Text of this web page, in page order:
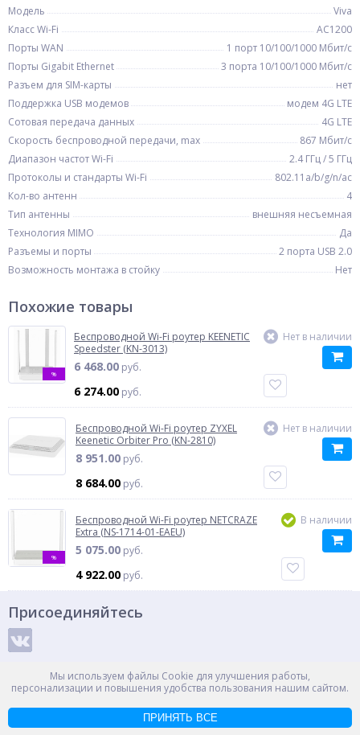
Модель
Viva
Класс Wi-Fi
AC1200
Порты WAN
1 порт 10/100/1000 Мбит/с
Порты Gigabit Ethernet
3 порта 10/100/1000 Мбит/с
Разъем для SIM-карты
нет
Поддержка USB модемов
модем 4G LTE
Сотовая передача данных
4G LTE
Скорость беспроводной передачи, max
867 Мбит/с
Диапазон частот Wi-Fi
2.4 ГГц / 5 ГГц
Протоколы и стандарты Wi-Fi
802.11a/b/g/n/ac
Кол-во антенн
4
Тип антенны
внешняя несъемная
Технология MIMO
Да
Разъемы и порты
2 порта USB 2.0
Возможность монтажа в стойку
Нет
Похожие товары
%
Беспроводной Wi-Fi роутер KEENETIC
Speedster (KN-3013)
6 468.00 руб.
6 274.00 руб.
Нет в наличии
Беспроводной Wi-Fi роутер ZYXEL
Keenetic Orbiter Pro (KN-2810)
8 951.00 руб.
8 684.00 руб.
Нет в наличии
%
Беспроводной Wi-Fi роутер NETCRAZE
Extra (NS-1714-01-EAEU)
5 075.00 руб.
4 922.00 руб.
В наличии
Мы используем файлы Cookie для улучшения работы,
персонализации и повышения удобства пользования нашим сайтом.
ПРИНЯТЬ ВСЕ
Присоединяйтесь
Способы оплаты